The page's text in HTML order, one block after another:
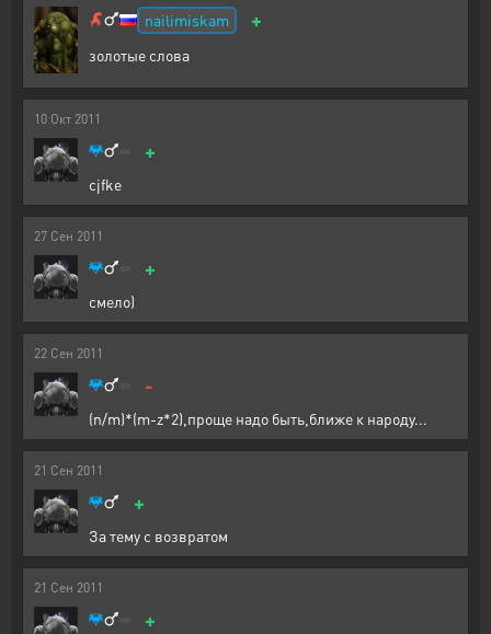
nailimiskam +
золотые слова
10 Окт 2011
+
cjfke
27 Сен 2011
+
смелo)
22 Сен 2011
-
(n/m)*(m-z*2),проще надо быть,ближе к народу...
21 Сен 2011
+
За тему с возвратом
21 Сен 2011
+